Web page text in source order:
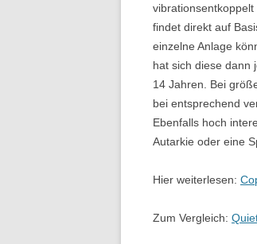
findet direkt auf
einzelne Anlage
hat sich diese dann
14 Jahren. Bei
bei entsprechend
Ebenfalls hoch
Autarkie oder eine
Hier weiterlesen:
Zum Vergleich: